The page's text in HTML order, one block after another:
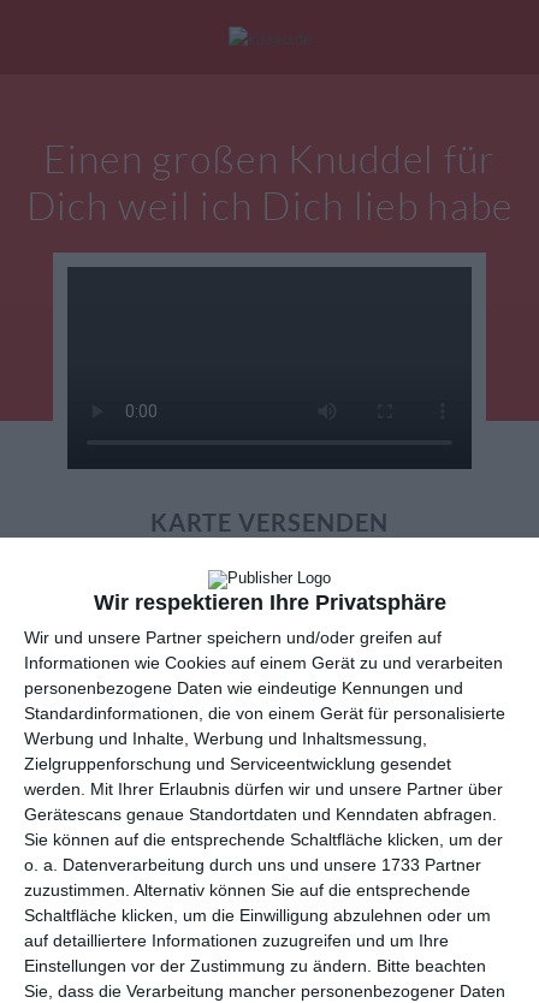
Wir respektieren Ihre Privatsphäre
Wir und unsere Partner speichern und/oder greifen auf
Informationen wie Cookies auf einem Gerät zu und verarbeiten
personenbezogene Daten wie eindeutige Kennungen und
Standardinformationen, die von einem Gerät für personalisierte
Werbung und Inhalte, Werbung und Inhaltsmessung,
Zielgruppenforschung und Serviceentwicklung gesendet
werden. Mit Ihrer Erlaubnis dürfen wir und unsere Partner über
Gerätescans genaue Standortdaten und Kenndaten abfragen.
Sie können auf die entsprechende Schaltfläche klicken, um der
o. a. Datenverarbeitung durch uns und unsere 1733 Partner
zuzustimmen. Alternativ können Sie auf die entsprechende
Schaltfläche klicken, um die Einwilligung abzulehnen oder um
auf detailliertere Informationen zuzugreifen und um Ihre
Einstellungen vor der Zustimmung zu ändern. Bitte beachten
Sie, dass die Verarbeitung mancher personenbezogener Daten
Liebesgrüße Danke
Einen großen Knuddel für
Dich weil ich Dich lieb habe
KARTE VERSENDEN
per E-Mail (kostenlos)
TEILEN
Facebook, Twitter, WhatsApp, ...
WEITERE KARTEN IN DIESEN
KATEGORIEN ANSEHEN
Liebe und Gefühle
Ich denke an Dich
Freundschaft
Küsse, Küsschen, Knuddel